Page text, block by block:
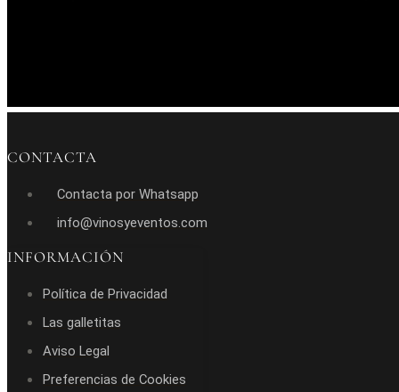
CONTACTA
Contacta por Whatsapp
info@vinosyeventos.com
INFORMACIÓN
Política de Privacidad
Las galletitas
Aviso Legal
Preferencias de Cookies